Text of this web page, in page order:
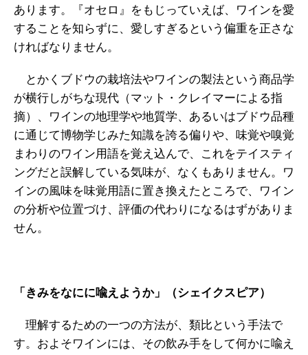
あります。『オセロ』をもじっていえば、ワインを愛
することを知らずに、愛しすぎるという偏重を正さな
ければなりません。
とかくブドウの栽培法やワインの製法という商品学
が横行しがちな現代（マット・クレイマーによる指
摘）、ワインの地理学や地質学、あるいはブドウ品種
に通じて博物学じみた知識を誇る偏りや、味覚や嗅覚
まわりのワイン用語を覚え込んで、これをテイスティ
ングだと誤解している気味が、なくもありません。ワ
インの風味を味覚用語に置き換えたところで、ワイン
の分析や位置づけ、評価の代わりになるはずがありま
せん。
「きみをなにに喩えようか」（シェイクスピア）
理解するための一つの方法が、類比という手法で
す。およそワインには、その飲み手をして何かに喩え